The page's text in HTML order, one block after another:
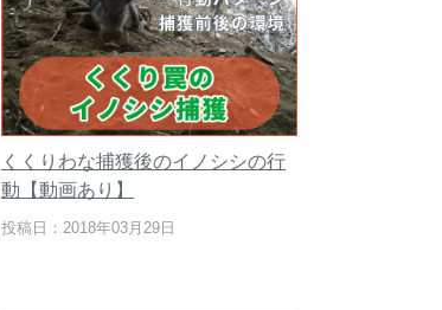
くくりわな捕獲後のイノシシの行
動【動画あり】
投稿日：2018年03月29日